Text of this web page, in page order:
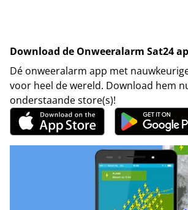
Download de Onweeralarm Sat24
Dé onweeralarm app met
voor heel de wereld. Download hem
onderstaande store(s)!